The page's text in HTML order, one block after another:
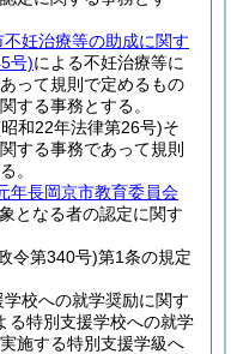
不妊治療等の助成に関す
号)による不妊治療等に
って規則で定めるもの
する事務とする。
和22年法律第26号)そ
する事務であって規則
。
年長岡京市教育委員会
となる者の認定に関す
令第340号)第1条の規定
校への就学奨励に関す
る特別支援学校への就学
施する特別支援学級へ